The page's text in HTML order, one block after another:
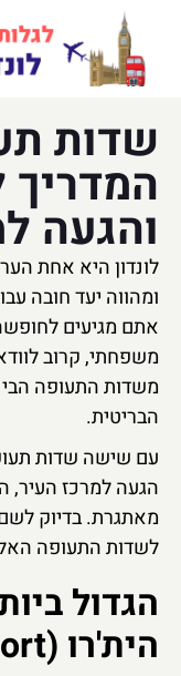
שדות
והגעה
לונדון היא אחת
ומהווה יעד חובה
אתם מגיעים
משפחתי, קרוב
משדות התעופה
הבריטית.
עם שישה שדות
הגעה למרכז העיר,
מאתגרת. בדיוק
לשדות התעופה
הגדול
הית'רו (Heathrow Airport)